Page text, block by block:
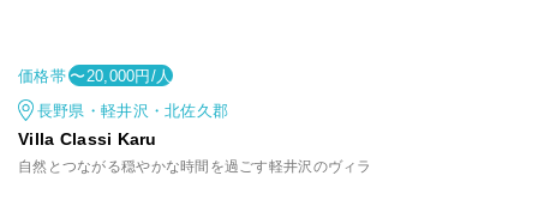
価格帯 〜20,000円/人
長野県・軽井沢・北佐久郡
Villa Classi Karu
自然とつながる穏やかな時間を過ごす軽井沢のヴィラ